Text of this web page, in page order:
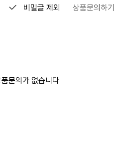
비밀글 제외 상품문의하기
문의가 없습니다